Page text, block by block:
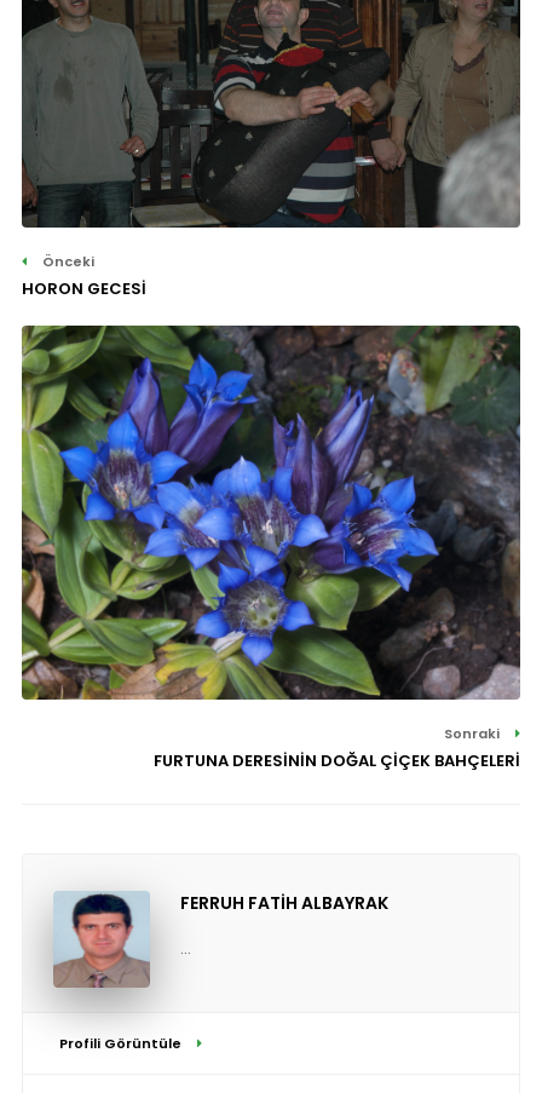
Önceki
HORON GECESİ
Sonraki
FURTUNA DERESİNİN DOĞAL ÇİÇEK BAHÇELERİ
FERRUH FATİH ALBAYRAK
...
Profili Görüntüle